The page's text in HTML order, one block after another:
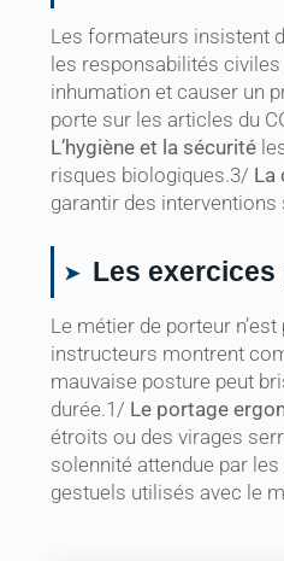
Les formateurs insistent
les responsabilités
inhumation et causer un
porte sur les articles du
L’hygiène et la sécurité
risques biologiques.3/ La
garantir des interventions
Les exercices
Le métier de porteur
instructeurs montrent
mauvaise posture peut
durée.1/ Le portage
étroits ou des virages
solennité attendue par
gestuels utilisés avec le